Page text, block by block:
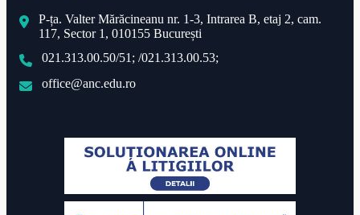
P-ța. Valter Mărăcineanu nr. 1-3, Intrarea B, etaj 2, cam.
117, Sector 1, 010155 București
021.313.00.50/51; /021.313.00.53;
office@anc.edu.ro